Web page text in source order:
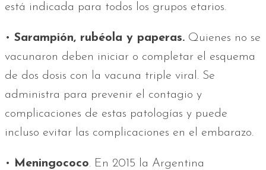
está indicada para todos los grupos etarios.
• Sarampión, rubéola y paperas. Quienes no se
vacunaron deben iniciar o completar el esquema
de dos dosis con la vacuna triple viral. Se
administra para prevenir el contagio y
complicaciones de estas patologías y puede
incluso evitar las complicaciones en el embarazo.
• Meningococo. En 2015 la Argentina